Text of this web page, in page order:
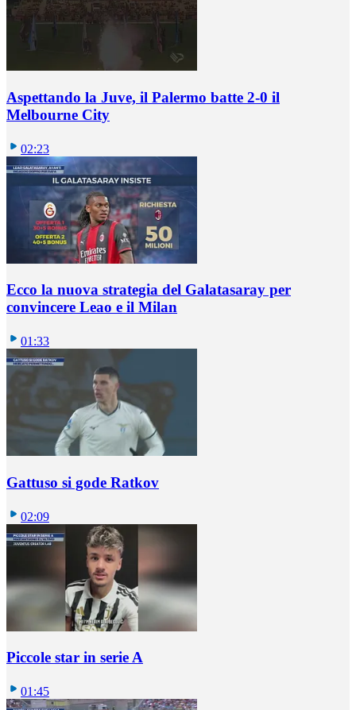
Aspettando la Juve, il Palermo batte 2-0 il
Melbourne City
02:23
Ecco la nuova strategia del Galatasaray per
convincere Leao e il Milan
01:33
Gattuso si gode Ratkov
02:09
Piccole star in serie A
01:45